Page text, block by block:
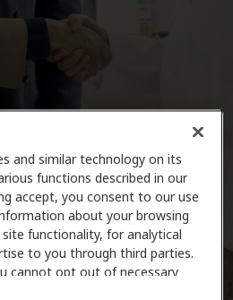
and similar technology on its
functions described in our
accept, you consent to our use
about your browsing
functionality, for analytical
to you through third parties.
cannot opt out of necessary